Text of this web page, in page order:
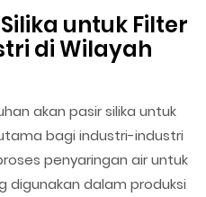
untuk Filter
di Wilayah
akan pasir silika untuk
bagi industri-industri
penyaringan air untuk
digunakan dalam produksi